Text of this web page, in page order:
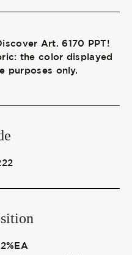
Art. 6170 PPT!
the color displayed
purposes only.
US